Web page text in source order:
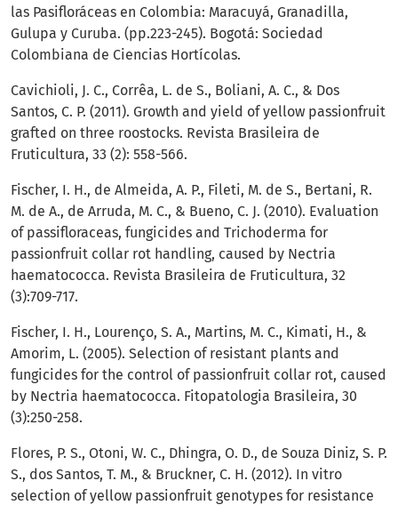
las Pasifloráceas en Colombia: Maracuyá, Granadilla,
Gulupa y Curuba. (pp.223-245). Bogotá: Sociedad
Colombiana de Ciencias Hortícolas.
Cavichioli, J. C., Corrêa, L. de S., Boliani, A. C., & Dos
Santos, C. P. (2011). Growth and yield of yellow passionfruit
grafted on three roostocks. Revista Brasileira de
Fruticultura, 33 (2): 558-566.
Fischer, I. H., de Almeida, A. P., Fileti, M. de S., Bertani, R.
M. de A., de Arruda, M. C., & Bueno, C. J. (2010). Evaluation
of passifloraceas, fungicides and Trichoderma for
passionfruit collar rot handling, caused by Nectria
haematococca. Revista Brasileira de Fruticultura, 32
(3):709-717.
Fischer, I. H., Lourenço, S. A., Martins, M. C., Kimati, H., &
Amorim, L. (2005). Selection of resistant plants and
fungicides for the control of passionfruit collar rot, caused
by Nectria haematococca. Fitopatologia Brasileira, 30
(3):250-258.
Flores, P. S., Otoni, W. C., Dhingra, O. D., de Souza Diniz, S. P.
S., dos Santos, T. M., & Bruckner, C. H. (2012). In vitro
selection of yellow passionfruit genotypes for resistance